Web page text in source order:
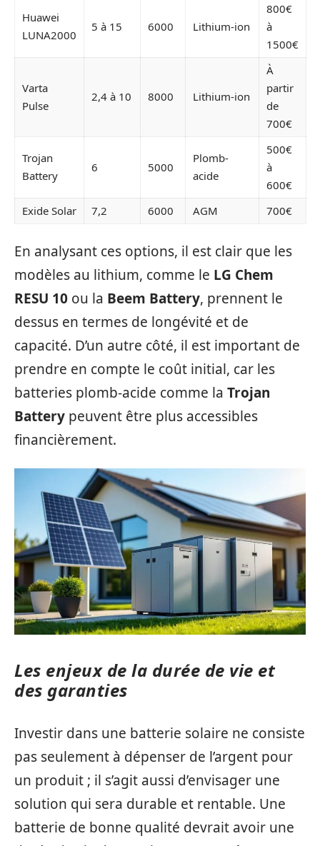
Huawei
LUNA2000
5 à 15 6000 Lithium-ion
800€
à
1500€
Varta
Pulse
2,4 à 10 8000 Lithium-ion
À
partir
de
700€
Trojan
Battery
6 5000
Plomb-
acide
500€
à
600€
Exide Solar
7,2 6000 AGM 700€
En analysant ces options, il est clair que les
modèles au lithium, comme le LG Chem
RESU 10 ou la Beem Battery, prennent le
dessus en termes de longévité et de
capacité. D’un autre côté, il est important de
prendre en compte le coût initial, car les
batteries plomb-acide comme la Trojan
Battery peuvent être plus accessibles
financièrement.
Les enjeux de la durée de vie et
des garanties
Investir dans une batterie solaire ne consiste
pas seulement à dépenser de l’argent pour
un produit ; il s’agit aussi d’envisager une
solution qui sera durable et rentable. Une
batterie de bonne qualité devrait avoir une